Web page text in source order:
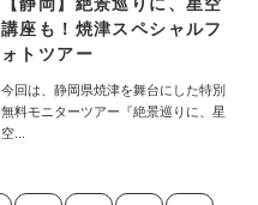
講座も！焼津スペシャルフ
ォトツアー
今回は、静岡県焼津を舞台にした特別
無料モニターツアー『絶景巡りに、星
空...